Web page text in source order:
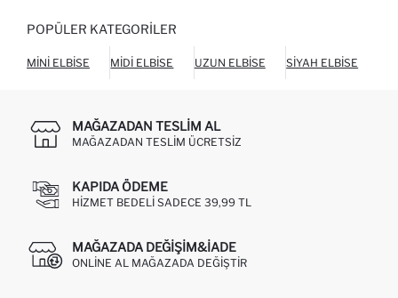
POPÜLER KATEGORILER
MINI ELBISE MIDI ELBISE UZUN ELBISE SIYAH ELBISE
MAĞAZADAN TESLIM AL
MAĞAZADAN TESLIM ÜCRETSIZ
KAPIDA ÖDEME
HIZMET BEDELI SADECE 39,99 TL
MAĞAZADA DEĞIŞIM&İADE
ONLINE AL MAĞAZADA DEĞIŞTIR